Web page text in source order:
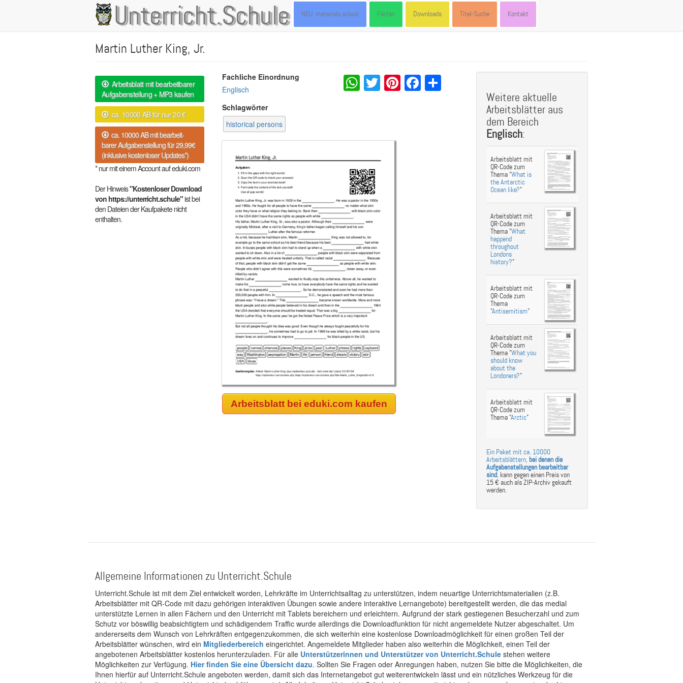
Unterricht.Schule
Main
navigation
NEU: materials.school Fächer Downloads Titel-Suche Kontakt
Martin Luther King, Jr.
Arbeitsblatt mit bearbeitbarer
Aufgabenstellung + MP3 kaufen
ca. 10000 AB für nur 20 €
ca. 10000 AB mit bearbeit-
barer Aufgabenstellung für 29,99€
(inklusive kostenloser Updates*)
* nur mit einem Account auf eduki.com
Der Hinweis"Kostenloser Download
von https://unterricht.schule"ist bei
den Dateien der Kaufpakete nicht
enthalten.
Fachliche Einordnung
Englisch
Schlagwörter
historical persons
WhatsApp
Twitter
Pinterest
Facebook
Share
Arbeitsblatt bei eduki.com kaufen
Weitere aktuelle
Arbeitsblätter aus
dem Bereich
Englisch:
Arbeitsblatt mit
QR-Code zum
Thema "What is
the Antarctic
Ocean like?"
Arbeitsblatt mit
QR-Code zum
Thema "What
happend
throughout
Londons
history?"
Arbeitsblatt mit
QR-Code zum
Thema
"Antisemitism"
Arbeitsblatt mit
QR-Code zum
Thema "What you
should know
about the
Londoners?"
Arbeitsblatt mit
QR-Code zum
Thema "Arctic"
Ein Paket mit ca. 10000
Arbeitsblättern, bei denen die
Aufgabenstellungen bearbeitbar
sind, kann gegen einen Preis von
15 € auch als ZIP-Archiv gekauft
werden.
Allgemeine Informationen zu Unterricht.Schule
Unterricht.Schule ist mit dem Ziel entwickelt worden, Lehrkräfte im Unterrichtsalltag zu unterstützen, indem neuartige Unterrichtsmaterialien (z.B.
Arbeitsblätter mit QR-Code mit dazu gehörigen interaktiven Übungen sowie andere interaktive Lernangebote) bereitgestellt werden, die das medial
unterstützte Lernen in allen Fächern und den Unterricht mit Tablets bereichern und erleichtern. Aufgrund der stark gestiegenen Besucherzahl und zum
Schutz vor böswillig beabsichtigtem und schädigendem Traffic wurde allerdings die Downloadfunktion für nicht angemeldete Nutzer abgeschaltet. Um
andererseits dem Wunsch von Lehrkräften entgegenzukommen, die sich weiterhin eine kostenlose Downloadmöglichkeit für einen großen Teil der
Arbeitsblätter wünschen, wird ein Mitgliederbereich eingerichtet. Angemeldete Mitglieder haben also weiterhin die Möglichkeit, einen Teil der
angebotenen Arbeitsblätter kostenlos herunterzuladen. Für alle Unterstützerinnen und Unterstützer von Unterricht.Schule stehen weitere
Möglichkeiten zur Verfügung. Hier finden Sie eine Übersicht dazu. Sollten Sie Fragen oder Anregungen haben, nutzen Sie bitte die Möglichkeiten, die
Ihnen hierfür auf Unterricht.Schule angeboten werden, damit sich das Internetangebot gut weiterentwickeln lässt und ein nützliches Werkzeug für die